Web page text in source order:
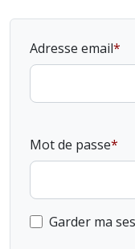
Adresse email
Mot de passe
Garder ma